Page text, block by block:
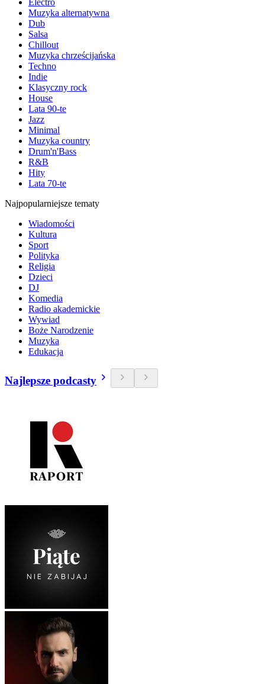
Electro
Muzyka alternatywna
Dub
Salsa
Chillout
Muzyka chrześcijańska
Techno
Indie
Klasyczny rock
House
Lata 90-te
Jazz
Minimal
Muzyka country
Drum'n'Bass
R&B
Hity
Lata 70-te
Najpopularniejsze tematy
Wiadomości
Kultura
Sport
Polityka
Religia
Dzieci
DJ
Komedia
Radio akademickie
Wywiad
Boże Narodzenie
Muzyka
Edukacja
Najlepsze podcasty